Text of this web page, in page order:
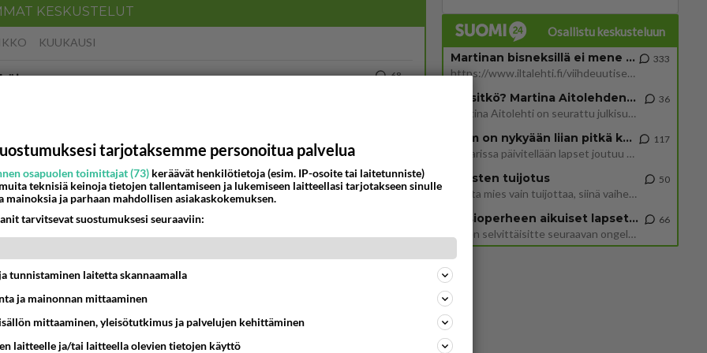
KESKUSTELUT
KUUKAUSI
68
Mikkelin panttivankidraaman?
Maailman menoa
Jämsä
murhata mopopojan
Maailman menoa
Osallistu keskusteluun
Martinan bisneksillä ei mene hyvin
https://www.iltalehti.fi/viihdeuutiset/a/c46da6ab-340f-4790-aaa7-0865eed2336 Yrityksen konkurssihakemus on tullut kärä
333
Tiesitkö? Martina Aitolehden isäpuoli on tämä suosittu laulaja
Martina Aitolehti on seurattu julkisuuden henkilö. Lähipiiriin mahtuu muitakin tunnettuja henkilöitä. Tiesitkö, että Ma
36
2 km on nykyään liian pitkä koulumatka
Hesarissa päivitellään lapset joutuu nyt kulkemaan 2 km kouluun jösses. Ruostefillarilla tuo matka menee vaikka miten äk
117
Miesten tuijotus
Mutta mies vain tuijottaa, siinä vaiheessa käännän itse pään pois. Mikä juttu? Yleensä jos joku tuijottaa tai katsoo, hä
50
Uusioperheen aikuiset lapset tyhjentää jääkaapin käydessään
Miten selvittäisitte seuraavan ongelman, meillä on uusioperhe, minulla teini-ikäiset lapset ja puolisolla aikuiset, jotk
66
tarjotaksemme personoitua palvelua
osapuolen toimittajat (73) keräävät henkilötietoja (esim. IP-osoite tai laitetunniste)
teknisiä keinoja tietojen tallentamiseen ja lukemiseen laitteellasi tarjotakseen sinulle
ja parhaan mahdollisen asiakaskokemuksen.
tarvitsevat suostumuksesi seuraaviin:
tunnistaminen laitetta skannaamalla
ja mainonnan mittaaminen
mittaaminen, yleisötutkimus ja palvelujen kehittäminen
laitteelle ja/tai laitteella olevien tietojen käyttö